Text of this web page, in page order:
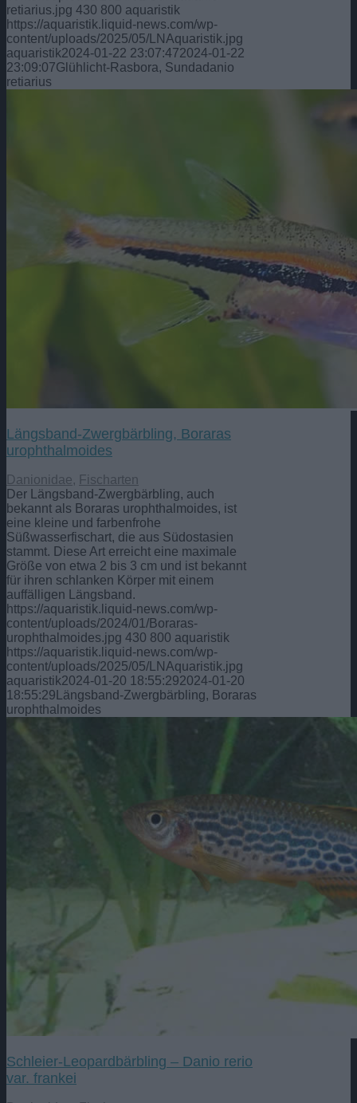
retiarius.jpg 430 800 aquaristik
https://aquaristik.liquid-news.com/wp-
content/uploads/2025/05/LNAquaristik.jpg
aquaristik2024-01-22 23:07:472024-01-22
23:09:07Glühlicht-Rasbora, Sundadanio
retiarius
Längsband-Zwergbärbling, Boraras
urophthalmoides
Danionidae, Fischarten
Der Längsband-Zwergbärbling, auch
bekannt als Boraras urophthalmoides, ist
eine kleine und farbenfrohe
Süßwasserfischart, die aus Südostasien
stammt. Diese Art erreicht eine maximale
Größe von etwa 2 bis 3 cm und ist bekannt
für ihren schlanken Körper mit einem
auffälligen Längsband.
https://aquaristik.liquid-news.com/wp-
content/uploads/2024/01/Boraras-
urophthalmoides.jpg 430 800 aquaristik
https://aquaristik.liquid-news.com/wp-
content/uploads/2025/05/LNAquaristik.jpg
aquaristik2024-01-20 18:55:292024-01-20
18:55:29 Längsband-Zwergbärbling, Boraras
urophthalmoides
Schleier-Leopardbärbling – Danio rerio
var. frankei